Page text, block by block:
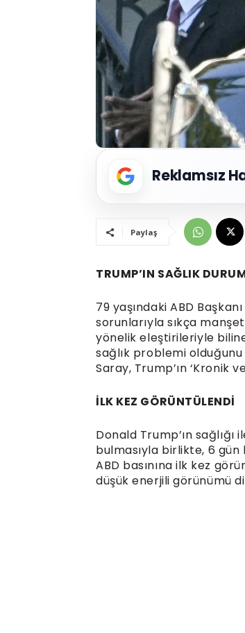
Reklamsız
Paylaş
TRUMP’IN SAĞLIK
79 yaşındaki ABD
sorunlarıyla sıkça
yönelik eleştirileriyle
sağlık problemi
Saray, Trump’ın ‘Kronik
İLK KEZ GÖRÜNTÜLENDİ
Donald Trump’ın
bulmasıyla birlikte, 6
ABD basınına ilk kez
düşük enerjili görünümü